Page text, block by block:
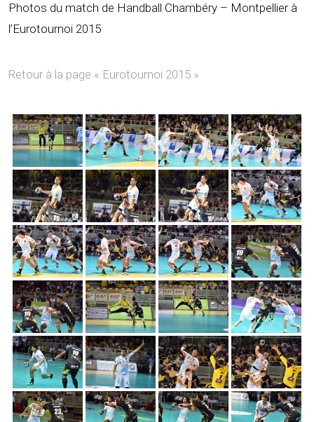
Photos du match de Handball Chambéry – Montpellier à
l’Eurotournoi 2015
Retour à la page « Eurotournoi 2015 »